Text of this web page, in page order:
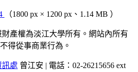
（1800 px × 1200 px、1.14 MB ）
產權為淡江大學所有。網站內所有
得從事商業行為。
訊處 曾江安 | 電話：02-26215656 ext